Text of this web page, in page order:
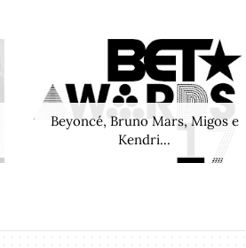
Beyoncé, Bruno Mars, Migos e
Kendri...